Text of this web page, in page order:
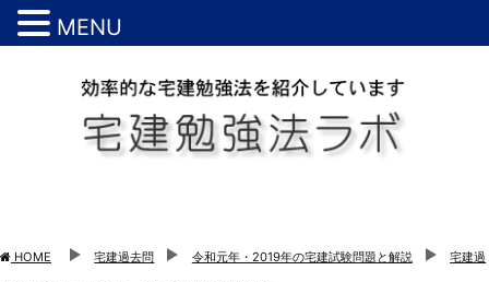
HOME 宅建過去問 令和元年・2019年の宅建試験問題と解説 宅建過
MENU